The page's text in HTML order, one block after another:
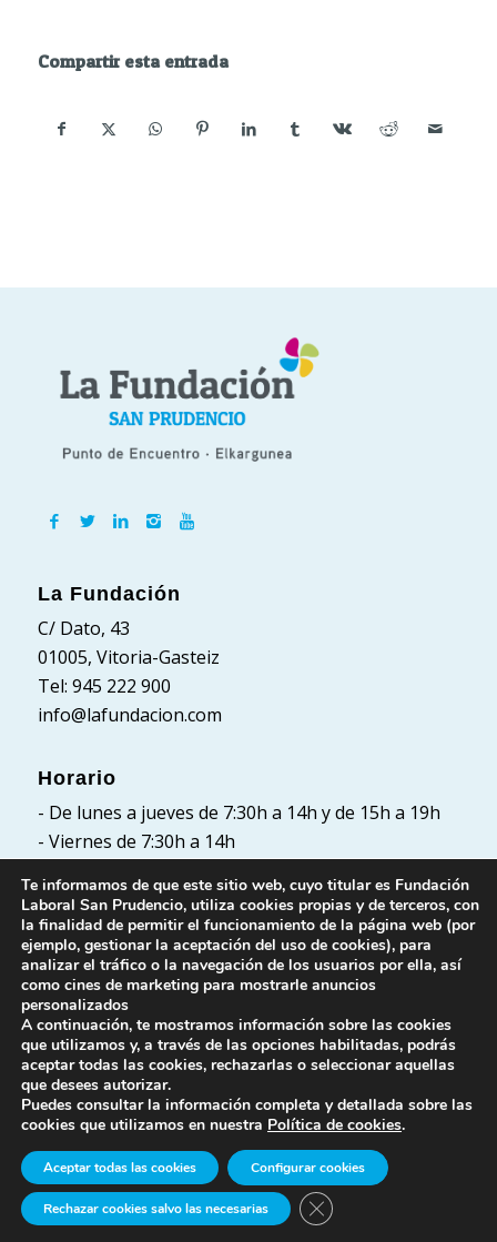
Compartir esta entrada
La Fundación
C/ Dato, 43
01005, Vitoria-Gasteiz
Tel: 945 222 900
info@lafundacion.com
Horario
- De lunes a jueves de 7:30h a 14h y de 15h a 19h
- Viernes de 7:30h a 14h
Políticas
Política de Privacidad
Política de cookies
Aviso Legal
© Fundación Laboral San Prudencio. Todos los
derechos reservados.
Te informamos de que este sitio web, cuyo titular es Fundación
Laboral San Prudencio, utiliza cookies propias y de terceros, con
la finalidad de permitir el funcionamiento de la página web (por
ejemplo, gestionar la aceptación del uso de cookies), para
analizar el tráfico o la navegación de los usuarios por ella, así
como cines de marketing para mostrarle anuncios
personalizados
A continuación, te mostramos información sobre las cookies
que utilizamos y, a través de las opciones habilitadas, podrás
aceptar todas las cookies, rechazarlas o seleccionar aquellas
que desees autorizar.
Puedes consultar la información completa y detallada sobre las
cookies que utilizamos en nuestra Política de cookies.
Aceptar todas las cookies
Rechazar cookies salvo las necesarias
Configurar cookies
Cerrar el banner de